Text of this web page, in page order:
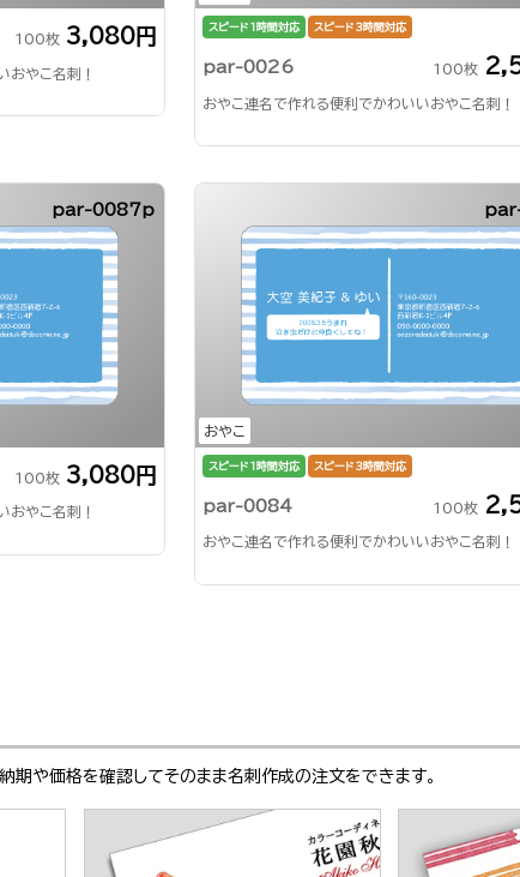
100枚 3,080円
おやこ名刺！
スピード1時間対応 スピード3時間対応
par-0026 100枚
おやこ連名で作れる便利でかわいいおやこ名刺！
par-0087p
100枚 3,080円
おやこ名刺！
おやこ
スピード1時間対応 スピード3時間対応
par-0084 100枚
おやこ連名で作れる便利でかわいいおやこ名刺！
期や価格を確認してそのまま名刺作成の注文をできます。